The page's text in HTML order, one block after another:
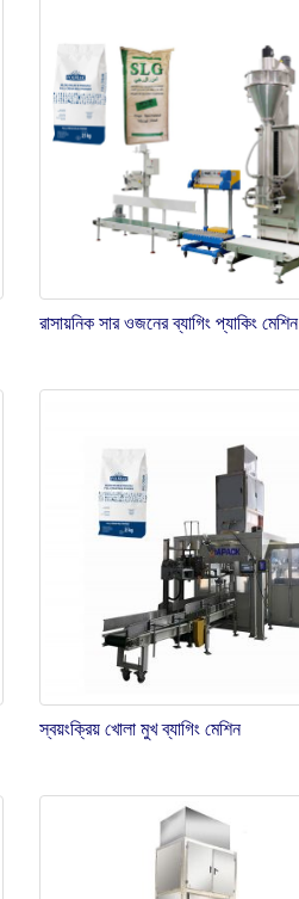
রাসায়নিক সার ওজনের ব্যাগিং প্যাকিং মেশিন
স্বয়ংক্রিয় খোলা মুখ ব্যাগিং মেশিন